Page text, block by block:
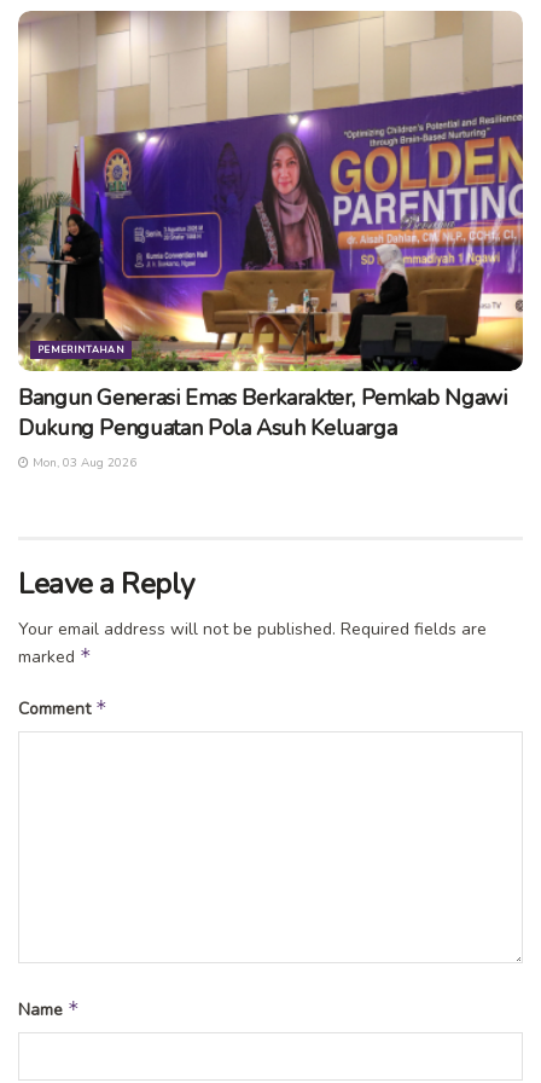
kampoengngawi
ngawi
PEMERINTAHAN
Bangun Generasi Emas Berkarakter, Pemkab Ngawi
Dukung Penguatan Pola Asuh Keluarga
Mon, 03 Aug 2026
Leave a Reply
Your email address will not be published. Required fields are
marked *
Comment *
Name *